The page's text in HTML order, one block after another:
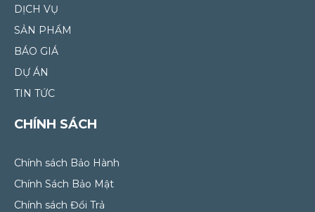
DỊCH VỤ
SẢN PHẨM
BÁO GIÁ
DỰ ÁN
TIN TỨC
CHÍNH SÁCH
Chính sách Bảo Hành
Chính Sách Bảo Mật
Chính sách Đổi Trả